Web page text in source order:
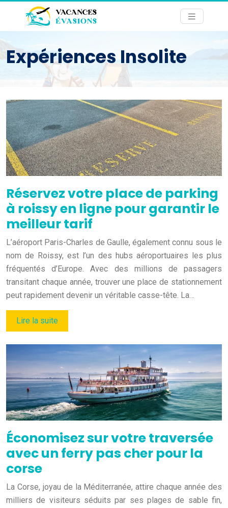
Expériences Insolite
Réservez votre place de parking
à roissy en ligne pour garantir le
meilleur tarif
L’aéroport Paris-Charles de Gaulle, également connu sous le
nom de Roissy, est l’un des hubs aéroportuaires les plus
fréquentés d’Europe. Avec des millions de passagers
transitant chaque année, trouver une place de stationnement
peut rapidement devenir un véritable casse-tête. La…
Lire la suite
Économisez sur votre traversée
avec un ferry pas cher pour la
corse
La Corse, joyau de la Méditerranée, attire chaque année des
milliers de visiteurs séduits par ses plages de sable fin,